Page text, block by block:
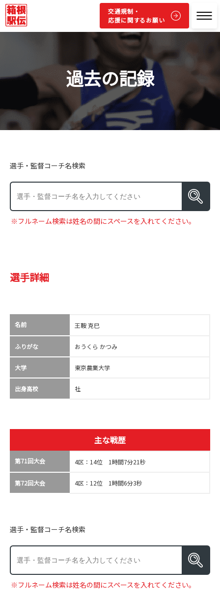
交通規制・
応援に関するお願い
過去の記録
選手・監督コーチ名検索
※フルネーム検索は姓名の間にスペースを入れてください。
選手詳細
名前 王鞍 克巳
ふりがな おうくら かつみ
大学 東京農業大学
出身高校 社
主な戦歴
第71回大会 4区：14位 1時間7分21秒
第72回大会 4区：12位 1時間6分3秒
選手・監督コーチ名検索
※フルネーム検索は姓名の間にスペースを入れてください。